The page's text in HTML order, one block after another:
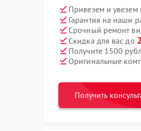
Привезем и увезем
Гарантия на наши
Срочный ремонт
Скидка для вас до
Получите 1500
Оригинальные
Получить